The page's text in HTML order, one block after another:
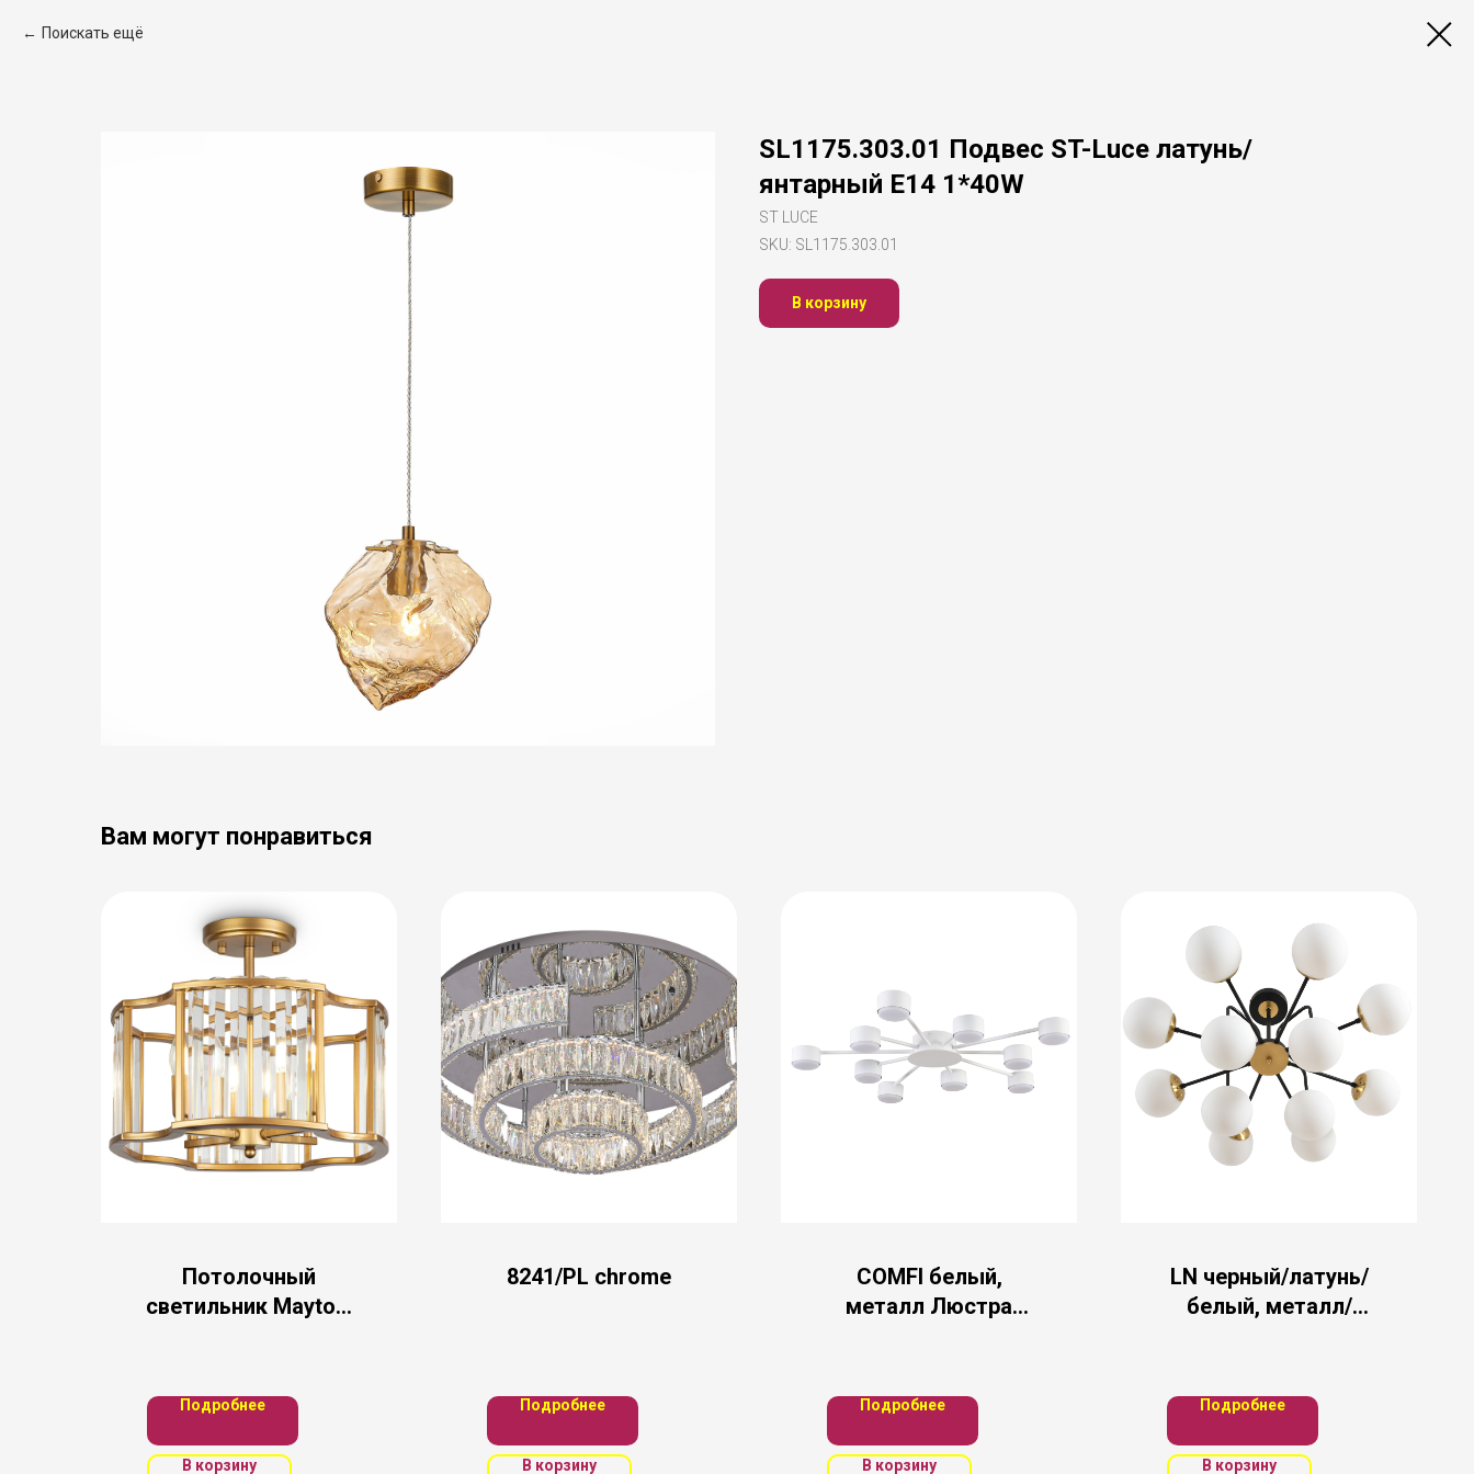
Поискать ещё
SL1175.303.01 Подвес ST-Luce латунь/
янтарный E14 1*40W
ST LUCE
SKU: SL1175.303.01
В корзину
Вам могут понравиться
Потолочный
светильник Maytoni
Подробнее
В корзину
8241/PL chrome
Подробнее
В корзину
COMFI белый,
металл Люстра
Подробнее
В корзину
LN черный/латунь/
белый, металл/
12*60W 220V
Подробнее
В корзину